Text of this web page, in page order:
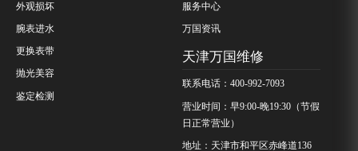
外观损坏
腕表进水
更换表带
抛光美容
鉴定检测
服务中心
万国资讯
天津万国维修
联系电话：400-992-7093
营业时间：早9:00-晚19:30（节假
日正常营业）
地址：天津市和平区赤峰道136